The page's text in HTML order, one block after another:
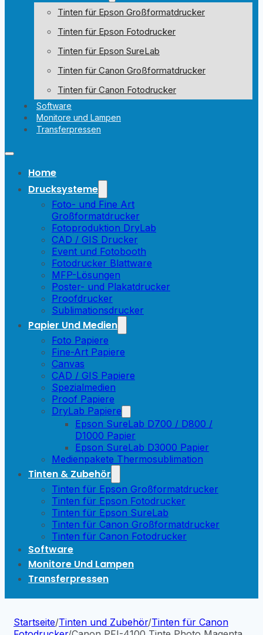
Tinten für Epson Großformatdrucker
Tinten für Epson Fotodrucker
Tinten für Epson SureLab
Tinten für Canon Großformatdrucker
Tinten für Canon Fotodrucker
Software
Monitore und Lampen
Transferpressen
Home
Drucksysteme
Foto- und Fine Art
Großformatdrucker
Fotoproduktion DryLab
CAD / GIS Drucker
Event und Fotobooth
Fotodrucker Blattware
MFP-Lösungen
Poster- und Plakatdrucker
Proofdrucker
Sublimationsdrucker
Papier Und Medien
Foto Papiere
Fine-Art Papiere
Canvas
CAD / GIS Papiere
Spezialmedien
Proof Papiere
DryLab Papiere
Epson SureLab D700 / D800 /
D1000 Papier
Epson SureLab D3000 Papier
Medienpakete Thermosublimation
Tinten & Zubehör
Tinten für Epson Großformatdrucker
Tinten für Epson Fotodrucker
Tinten für Epson SureLab
Tinten für Canon Großformatdrucker
Tinten für Canon Fotodrucker
Software
Monitore Und Lampen
Transferpressen
Startseite/Tinten und Zubehör/Tinten für Canon